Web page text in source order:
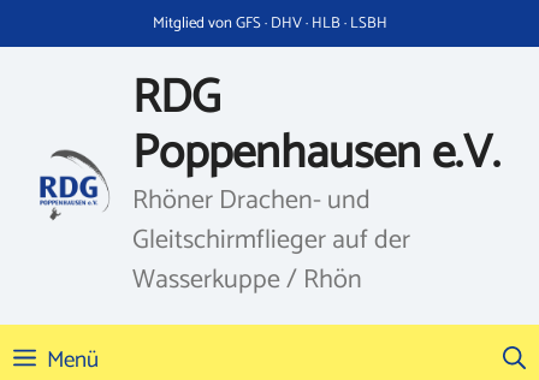
Inhalt
Mitglied von GFS · DHV · HLB · LSBH
RDG
Poppenhausen e.V.
Rhöner Drachen- und
Gleitschirmflieger auf der
Wasserkuppe / Rhön
Menü